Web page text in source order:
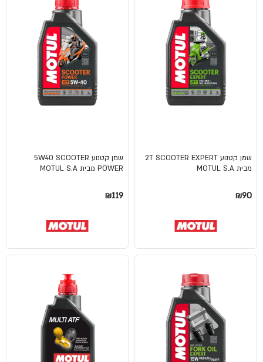
שמן קטנוע 2T SCOOTER EXPERT
מבית MOTUL S.A
₪90
שמן קטנוע 5W40 SCOOTER
POWER מבית MOTUL S.A
₪119